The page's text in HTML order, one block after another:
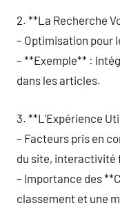
2. **La Recherche
– Optimisation pour
– **Exemple** :
dans les articles.
3. **L’Expérience
– Facteurs pris en
du site, interactivité
– Importance des
classement et une